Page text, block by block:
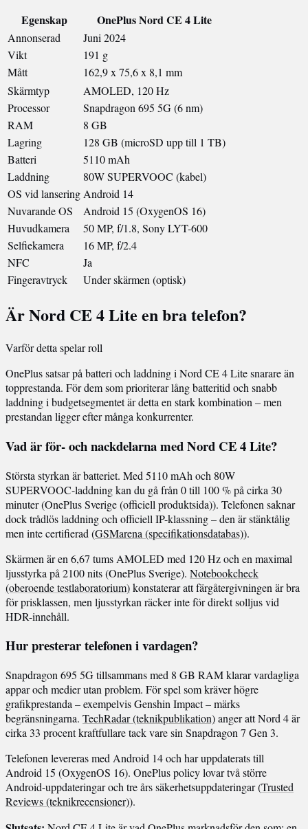
Egenskap OnePlus Nord CE 4 Lite
Annonserad
Juni 2024
Vikt
191 g
Mått
162,9 x 75,6 x 8,1 mm
Skärmtyp
AMOLED, 120 Hz
Processor
Snapdragon 695 5G (6 nm)
RAM
8 GB
Lagring
128 GB (microSD upp till 1 TB)
Batteri
5110 mAh
Laddning
80W SUPERVOOC (kabel)
OS vid lanseringAndroid 14
Nuvarande OS
Android 15 (OxygenOS 16)
Huvudkamera
50 MP, f/1.8, Sony LYT-600
Selfiekamera
16 MP, f/2.4
NFC
Ja
Fingeravtryck
Under skärmen (optisk)
Är Nord CE 4 Lite en bra telefon?
Varför detta spelar roll
OnePlus satsar på batteri och laddning i Nord CE 4 Lite snarare än
topprestanda. För dem som prioriterar lång batteritid och snabb
laddning i budgetsegmentet är detta en stark kombination – men
prestandan ligger efter många konkurrenter.
Vad är för- och nackdelarna med Nord CE 4 Lite?
Största styrkan är batteriet. Med 5110 mAh och 80W
SUPERVOOC-laddning kan du gå från 0 till 100 % på cirka 30
minuter (OnePlus Sverige (officiell produktsida)). Telefonen saknar
dock trådlös laddning och officiell IP-klassning – den är stänktålig
men inte certifierad (GSMarena (specifikationsdatabas)).
Skärmen är en 6,67 tums AMOLED med 120 Hz och en maximal
ljusstyrka på 2100 nits (OnePlus Sverige). Notebookcheck
(oberoende testlaboratorium)konstaterar att färgåtergivningen är bra
för prisklassen, men ljusstyrkan räcker inte för direkt solljus vid
HDR-innehåll.
Hur presterar telefonen i vardagen?
Snapdragon 695 5G tillsammans med 8 GB RAM klarar vardagliga
appar och medier utan problem. För spel som kräver högre
grafikprestanda – exempelvis Genshin Impact – märks
begränsningarna. TechRadar (teknikpublikation)anger att Nord 4 är
cirka 33 procent kraftfullare tack vare sin Snapdragon 7 Gen 3.
Telefonen levereras med Android 14 och har uppdaterats till
Android 15 (OxygenOS 16). OnePlus policy lovar två större
Android-uppdateringar och tre års säkerhetsuppdateringar (Trusted
Reviews (teknikrecensioner)).